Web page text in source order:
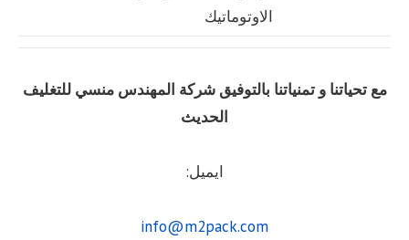
الاوتوماتيك
مع تحياتنا و تمنياتنا بالتوفيق شركة المهندس منسي للتغليف
الحديث
ايميل:
info@m2pack.com